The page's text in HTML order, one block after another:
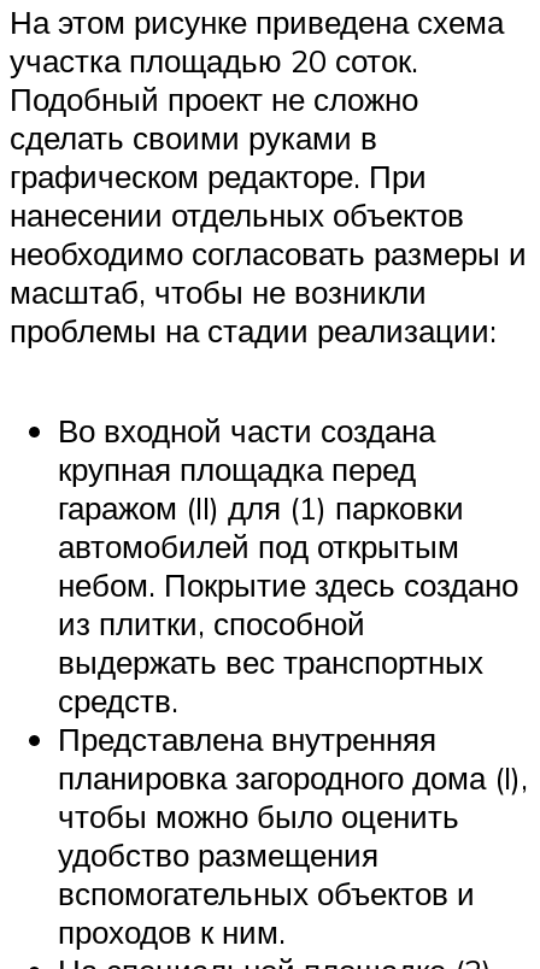
На этом рисунке приведена схема
участка площадью 20 соток.
Подобный проект не сложно
сделать своими руками в
графическом редакторе. При
нанесении отдельных объектов
необходимо согласовать размеры и
масштаб, чтобы не возникли
проблемы на стадии реализации:
Во входной части создана
крупная площадка перед
гаражом (II) для (1) парковки
автомобилей под открытым
небом. Покрытие здесь создано
из плитки, способной
выдержать вес транспортных
средств.
Представлена внутренняя
планировка загородного дома (I),
чтобы можно было оценить
удобство размещения
вспомогательных объектов и
проходов к ним.